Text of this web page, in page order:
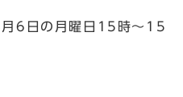
6日の月曜日15時～15